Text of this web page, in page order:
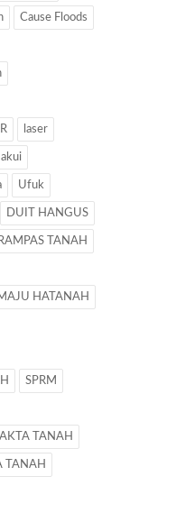
Cause Floods
laser
akui
Ufuk
DUIT HANGUS
TANAH
HATANAH
SPRM
AKTA TANAH
TANAH